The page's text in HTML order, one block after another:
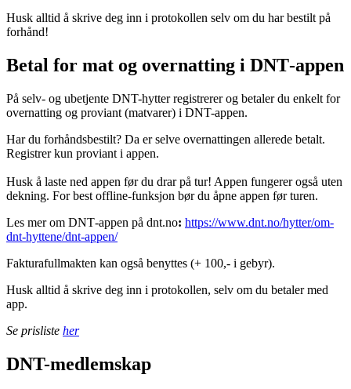
Husk alltid å skrive deg inn i protokollen selv om du har bestilt på
forhånd!
Betal for mat og overnatting i DNT‑appen
På selv- og ubetjente DNT-hytter registrerer og betaler du enkelt for
overnatting og proviant (matvarer) i DNT-appen.
Har du forhåndsbestilt? Da er selve overnattingen allerede betalt.
Registrer kun proviant i appen.
Husk å laste ned appen før du drar på tur! Appen fungerer også uten
dekning. For best offline‑funksjon bør du åpne appen før turen.
Les mer om DNT‑appen på dnt.no: https://www.dnt.no/hytter/om-
dnt-hyttene/dnt-appen/
Fakturafullmakten kan også benyttes (+ 100,- i gebyr).
Husk alltid å skrive deg inn i protokollen, selv om du betaler med
app.
Se prisliste her
DNT-medlemskap